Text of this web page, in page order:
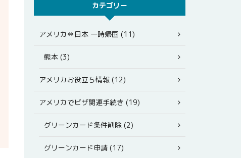
カテゴリー
アメリカ⇔日本 一時帰国 (11)
熊本 (3)
アメリカお役立ち情報 (12)
アメリカでビザ関連手続き (19)
グリーンカード条件削除 (2)
グリーンカード申請 (17)